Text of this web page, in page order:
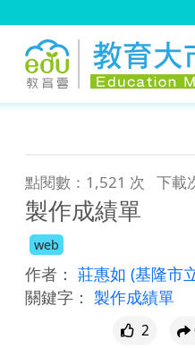
點閱數：1,521 次 下載
製作成績單
web
作者： 莊惠如 (基隆市
關鍵字： 製作成績單
2